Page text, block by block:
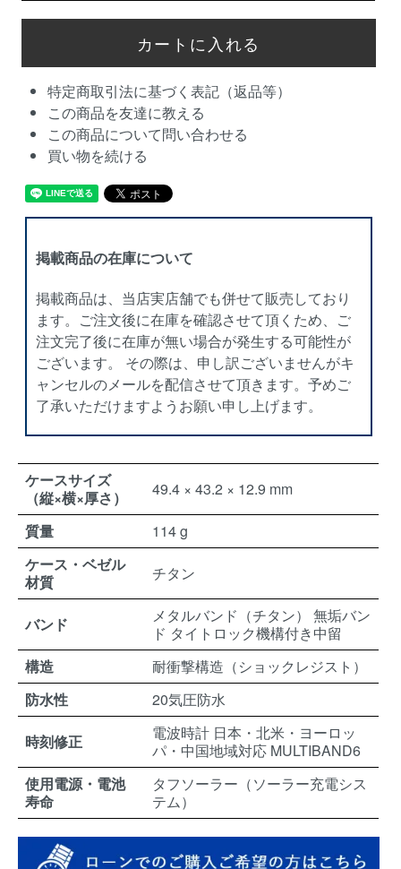
特定商取引法に基づく表記（返品等）
この商品を友達に教える
この商品について問い合わせる
買い物を続ける
掲載商品の在庫について
掲載商品は、当店実店舗でも併せて販売しており
ます。ご注文後に在庫を確認させて頂くため、ご
注文完了後に在庫が無い場合が発生する可能性が
ございます。 その際は、申し訳ございませんがキ
ャンセルのメールを配信させて頂きます。予めご
了承いただけますようお願い申し上げます。
ケースサイズ
（縦×横×厚さ）
49.4 × 43.2 × 12.9 mm
質量
114 g
ケース・ベゼル
材質
チタン
バンド
メタルバンド（チタン） 無垢バン
ド タイトロック機構付き中留
構造
耐衝撃構造（ショックレジスト）
防水性
20気圧防水
時刻修正
電波時計 日本・北米・ヨーロッ
パ・中国地域対応 MULTIBAND6
使用電源・電池
寿命
タフソーラー（ソーラー充電シス
テム）